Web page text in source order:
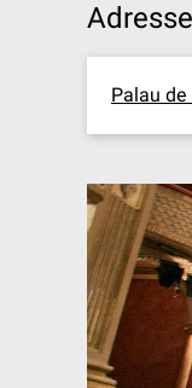
Adresse
Palau